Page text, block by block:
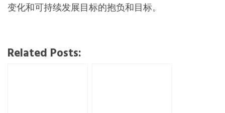
变化和可持续发展目标的抱负和目标。
Related Posts: